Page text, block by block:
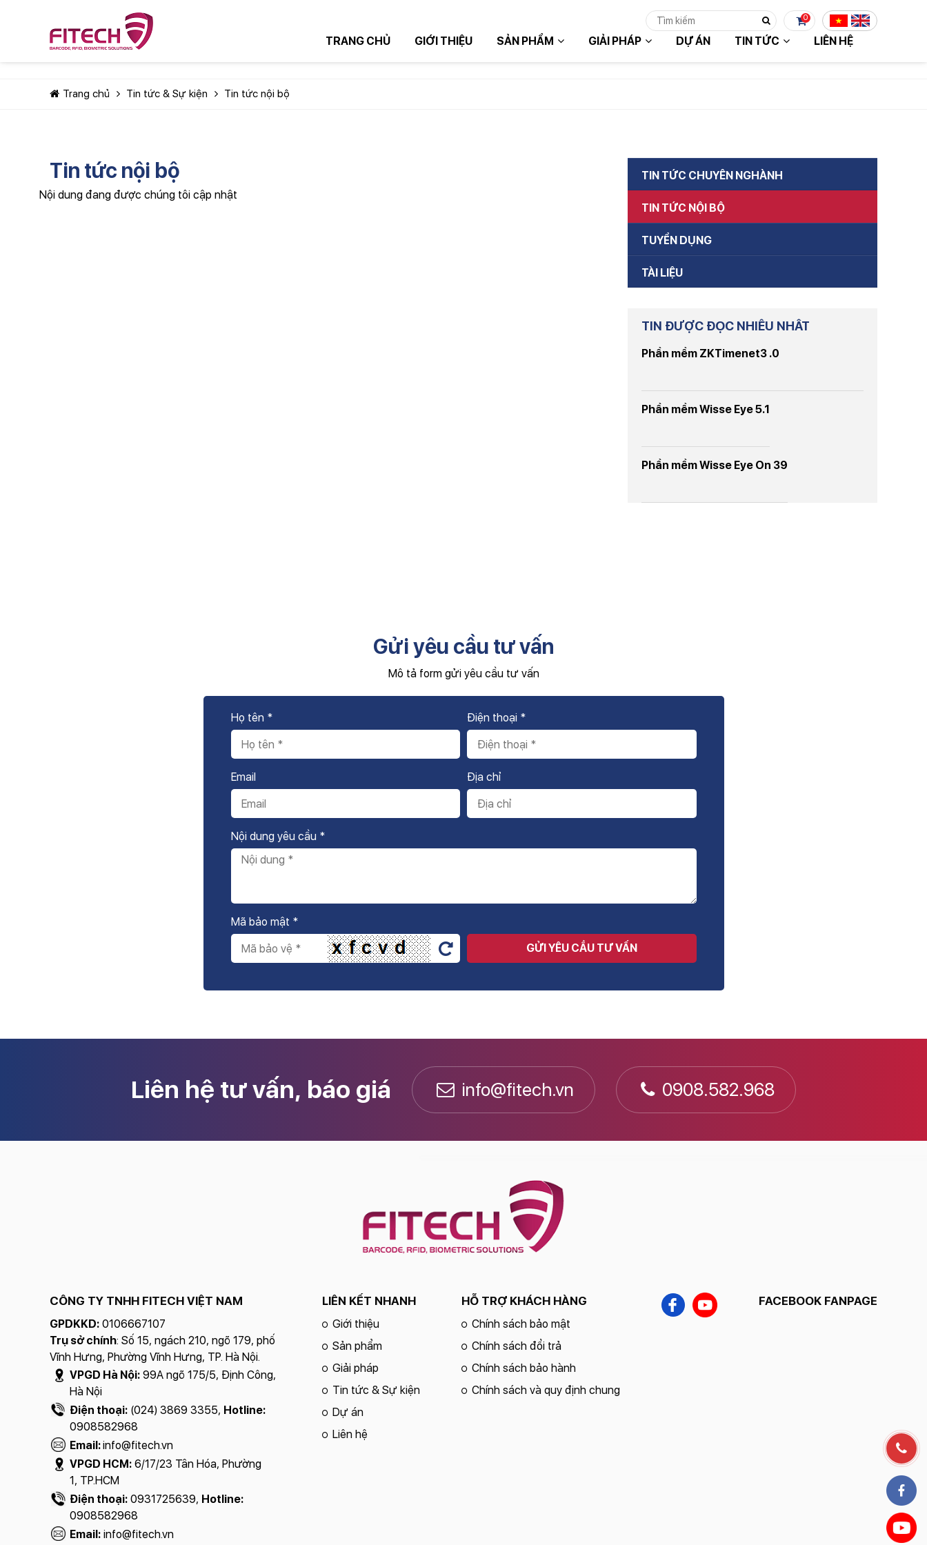
0
TRANG CHỦ GIỚI THIỆU SẢN PHẨM GIẢI PHÁP DỰ ÁN TIN TỨC LIÊN HỆ
Trang chủ Tin tức & Sự kiện Tin tức nội bộ
Tin tức nội bộ
Nội dung đang được chúng tôi cập nhật
TIN TỨC CHUYÊN NGHÀNH
TIN TỨC NỘI BỘ
TUYỂN DỤNG
TÀI LIỆU
TIN ĐƯỢC ĐỌC NHIỀU NHẤT
Phần mềm ZKTimenet3 .0
Phần mềm Wisse Eye 5.1
Phần mềm Wisse Eye On 39
Gửi yêu cầu tư vấn
Mô tả form gửi yêu cầu tư vấn
Họ tên * Điện thoại *
Email Địa chỉ
Nội dung yêu cầu *
Mã bảo mật *
GỬI YÊU CẦU TƯ VẤN
Liên hệ tư vấn, báo giá info@fitech.vn 0908.582.968
CÔNG TY TNHH FITECH VIỆT NAM
GPDKKD: 0106667107
Trụ sở chính: Số 15, ngách 210, ngõ 179, phố
Vĩnh Hưng, Phường Vĩnh Hưng, TP. Hà Nội.
VPGD Hà Nội: 99A ngõ 175/5, Định Công,
Hà Nội
Điện thoại: (024) 3869 3355, Hotline:
0908582968
Email:info@fitech.vn
VPGD HCM: 6/17/23 Tân Hóa, Phường
1, TP.HCM
Điện thoại: 0931725639, Hotline:
0908582968
Email: info@fitech.vn
LIÊN KẾT NHANH
Giới thiệu
Sản phẩm
Giải pháp
Tin tức & Sự kiện
Dự án
Liên hệ
HỖ TRỢ KHÁCH HÀNG
Chính sách bảo mật
Chính sách đổi trả
Chính sách bảo hành
Chính sách và quy định chung
FACEBOOK FANPAGE